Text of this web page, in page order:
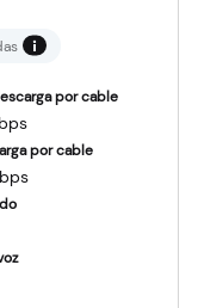
por cable
por cable